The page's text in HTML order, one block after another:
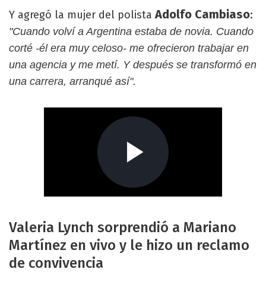
Y agregó la mujer del polistaAdolfo Cambiaso:
"Cuando volví a Argentina estaba de novia. Cuando
corté -él era muy celoso- me ofrecieron trabajar en
una agencia y me metí. Y después se transformó en
una carrera, arranqué así".
Valeria Lynch sorprendió a Mariano
Martínez en vivo y le hizo un reclamo
de convivencia